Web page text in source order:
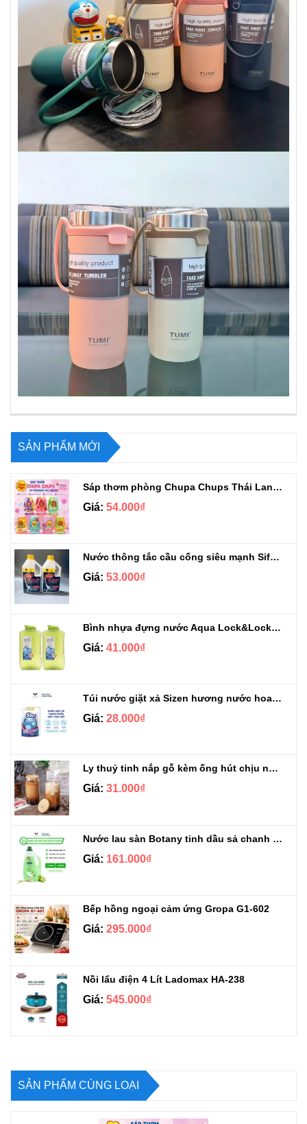
SẢN PHẨM MỚI
Sáp thơm phòng Chupa Chups Thái Lan 230g
Giá: 54.000₫
Nước thông tắc cầu cống siêu mạnh Sifa 1.4kg
Giá: 53.000₫
Bình nhựa đựng nước Aqua Lock&Lock 2.1L
Giá: 41.000₫
Túi nước giặt xả Sizen hương nước hoa 500 ml
Giá: 28.000₫
Ly thuỷ tinh nắp gỗ kèm ống hút chịu nhiệt 500ml
Giá: 31.000₫
Nước lau sàn Botany tinh dầu sả chanh chai 3.9kg
Giá: 161.000₫
Bếp hồng ngoại cảm ứng Gropa G1-602
Giá: 295.000₫
Nồi lẩu điện 4 Lít Ladomax HA-238
Giá: 545.000₫
SẢN PHẨM CÙNG LOẠI